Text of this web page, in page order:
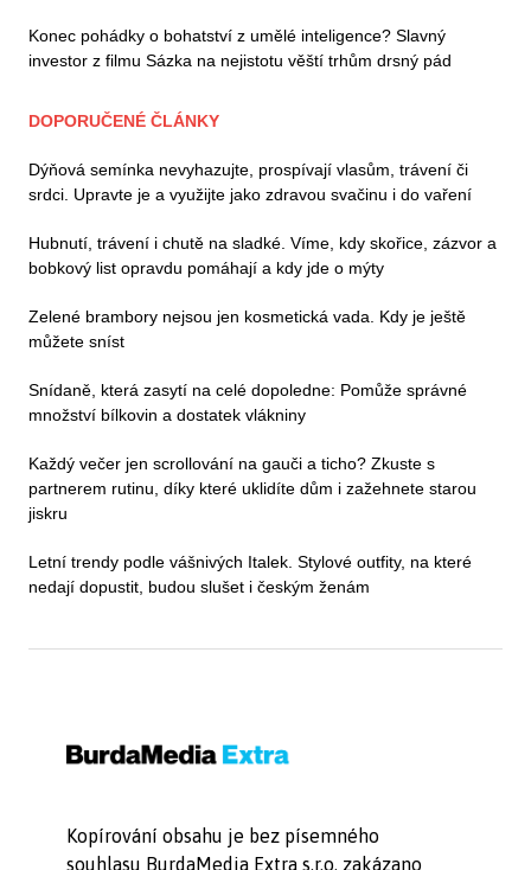
Konec pohádky o bohatství z umělé inteligence? Slavný
investor z filmu Sázka na nejistotu věští trhům drsný pád
DOPORUČENÉ ČLÁNKY
Dýňová semínka nevyhazujte, prospívají vlasům, trávení či
srdci. Upravte je a využijte jako zdravou svačinu i do vaření
Hubnutí, trávení i chutě na sladké. Víme, kdy skořice, zázvor a
bobkový list opravdu pomáhají a kdy jde o mýty
Zelené brambory nejsou jen kosmetická vada. Kdy je ještě
můžete sníst
Snídaně, která zasytí na celé dopoledne: Pomůže správné
množství bílkovin a dostatek vlákniny
Každý večer jen scrollování na gauči a ticho? Zkuste s
partnerem rutinu, díky které uklidíte dům i zažehnete starou
jiskru
Letní trendy podle vášnivých Italek. Stylové outfity, na které
nedají dopustit, budou slušet i českým ženám
Kopírování obsahu je bez písemného
souhlasu BurdaMedia Extra s.r.o. zakázano